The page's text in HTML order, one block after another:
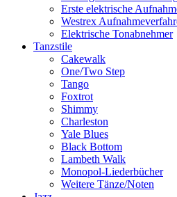
Erste elektrische
Westrex
Elektrische Tonabnehmer
Tanzstile
Cakewalk
One/Two Step
Tango
Foxtrot
Shimmy
Charleston
Yale Blues
Black Bottom
Lambeth Walk
Monopol-Liederbücher
Weitere Tänze/Noten